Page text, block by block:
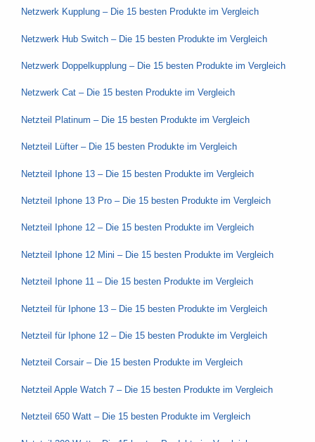
Netzwerk Kupplung – Die 15 besten Produkte im Vergleich
Netzwerk Hub Switch – Die 15 besten Produkte im Vergleich
Netzwerk Doppelkupplung – Die 15 besten Produkte im Vergleich
Netzwerk Cat – Die 15 besten Produkte im Vergleich
Netzteil Platinum – Die 15 besten Produkte im Vergleich
Netzteil Lüfter – Die 15 besten Produkte im Vergleich
Netzteil Iphone 13 – Die 15 besten Produkte im Vergleich
Netzteil Iphone 13 Pro – Die 15 besten Produkte im Vergleich
Netzteil Iphone 12 – Die 15 besten Produkte im Vergleich
Netzteil Iphone 12 Mini – Die 15 besten Produkte im Vergleich
Netzteil Iphone 11 – Die 15 besten Produkte im Vergleich
Netzteil für Iphone 13 – Die 15 besten Produkte im Vergleich
Netzteil für Iphone 12 – Die 15 besten Produkte im Vergleich
Netzteil Corsair – Die 15 besten Produkte im Vergleich
Netzteil Apple Watch 7 – Die 15 besten Produkte im Vergleich
Netzteil 650 Watt – Die 15 besten Produkte im Vergleich